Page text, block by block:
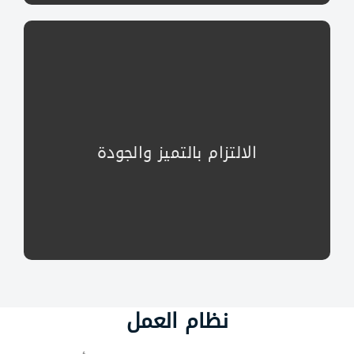
الالتزام بالتميز والجودة
التميز والجودة أساس عملنا لتوفير أفضل حلول الشحن
نظام العمل